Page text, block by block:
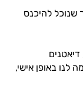
שנוכל להיכנס
לנו באופן אישי,